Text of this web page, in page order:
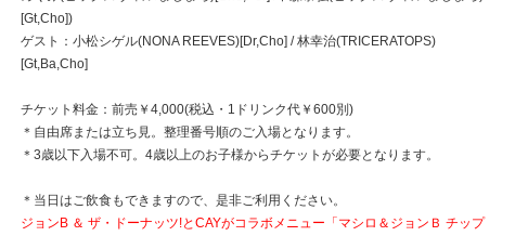
[Gt,Cho])
ゲスト：小松シゲル(NONA REEVES)[Dr,Cho] / 林幸治(TRICERATOPS)
[Gt,Ba,Cho]
チケット料金：前売￥4,000(税込・1ドリンク代￥600別)
＊自由席または立ち見。整理番号順のご入場となります。
＊3歳以下入場不可。4歳以上のお子様からチケットが必要となります。
＊当日はご飲食もできますので、是非ご利用ください。
ジョンB ＆ ザ・ドーナッツ!とCAYがコラボメニュー「マシロ＆ジョンＢ チップ